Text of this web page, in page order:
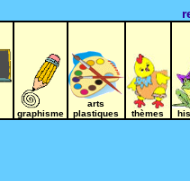
graphisme
arts
plastiques
thèmes